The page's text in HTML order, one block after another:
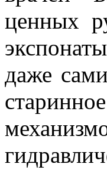
ценных
даже